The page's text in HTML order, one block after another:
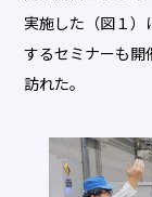
実施した（図１）
するセミナーも開
訪れた。